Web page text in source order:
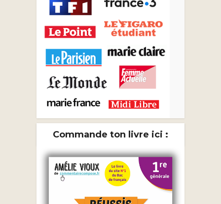
Commande ton livre ici :